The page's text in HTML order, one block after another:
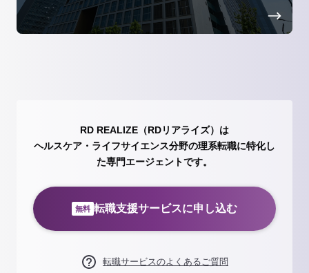
RD REALIZE（RDリアライズ）は
ヘルスケア・ライフサイエンス分野の理系転職に特化し
た専門エージェントです。
無料 転職支援サービスに申し込む
転職サービスのよくあるご質問